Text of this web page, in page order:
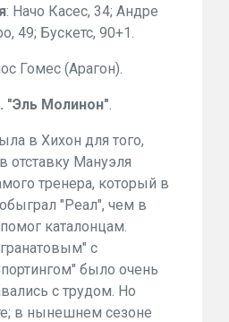
: Начо Касес, 34; Андре
49; Бускетс, 90+1.
Гомес (Арагон).
"Эль Молинон".
в Хихон для того,
отставку Мануэля
тренера, который в
"Реал", чем в
каталонцам.
с
было очень
с трудом. Но
в нынешнем сезоне